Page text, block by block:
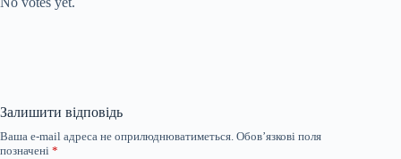
Залишити відповідь
Ваша e-mail адреса не оприлюднюватиметься. Обов’язкові поля
позначені *